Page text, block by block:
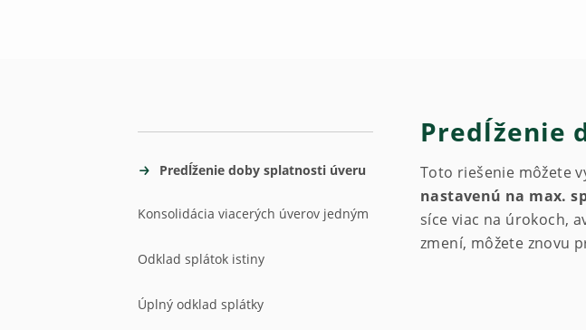
Predĺženie doby splatnosti úveru
Konsolidácia viacerých úverov jedným
Odklad splátok istiny
Úplný odklad splátky
Predĺženie
Toto riešenie môžete
nastavenú na max.
síce viac na úrokoch,
zmení, môžete znovu